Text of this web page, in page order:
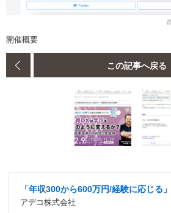
開催概要
この記事へ戻る
「年収300から600万円/経験に応じる
アデコ株式会社